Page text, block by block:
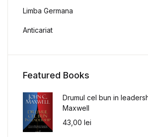
Limba Germana
Anticariat
Featured Books
Drumul cel bun in
Maxwell
43,00 lei